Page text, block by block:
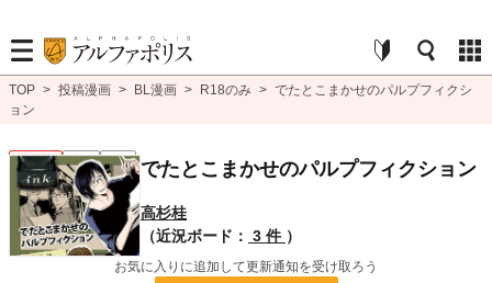
TOP > 投稿漫画 > BL漫画 > R18のみ > でたとこまかせのパルプフィクシ
ョン
BL R18 完結 R18 でたとこまかせのパルプフィクション
高杉桂
（近況ボード： 3 件 ）
お気に入りに追加して更新通知を受け取ろう